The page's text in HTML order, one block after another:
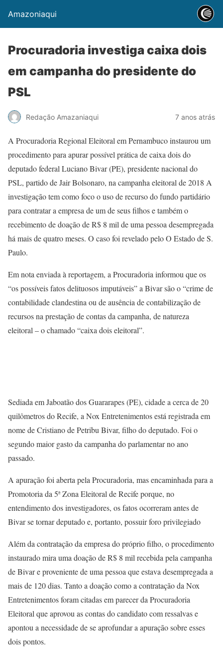
Amazoniaqui
Procuradoria investiga caixa dois
em campanha do presidente do
PSL
Redação Amazaniaqui 7 anos atrás
A Procuradoria Regional Eleitoral em Pernambuco instaurou um
procedimento para apurar possível prática de caixa dois do
deputado federal Luciano Bivar (PE), presidente nacional do
PSL, partido de Jair Bolsonaro, na campanha eleitoral de 2018 A
investigação tem como foco o uso de recurso do fundo partidário
para contratar a empresa de um de seus filhos e também o
recebimento de doação de R$ 8 mil de uma pessoa desempregada
há mais de quatro meses. O caso foi revelado pelo O Estado de S.
Paulo.
Em nota enviada à reportagem, a Procuradoria informou que os
“os possíveis fatos delituosos imputáveis” a Bivar são o “crime de
contabilidade clandestina ou de ausência de contabilização de
recursos na prestação de contas da campanha, de natureza
eleitoral – o chamado “caixa dois eleitoral”.
Sediada em Jaboatão dos Guararapes (PE), cidade a cerca de 20
quilômetros do Recife, a Nox Entretenimentos está registrada em
nome de Cristiano de Petribu Bivar, filho do deputado. Foi o
segundo maior gasto da campanha do parlamentar no ano
passado.
A apuração foi aberta pela Procuradoria, mas encaminhada para a
Promotoria da 5ª Zona Eleitoral de Recife porque, no
entendimento dos investigadores, os fatos ocorreram antes de
Bivar se tornar deputado e, portanto, possuir foro privilegiado
Além da contratação da empresa do próprio filho, o procedimento
instaurado mira uma doação de R$ 8 mil recebida pela campanha
de Bivar e proveniente de uma pessoa que estava desempregada a
mais de 120 dias. Tanto a doação como a contratação da Nox
Entretenimentos foram citadas em parecer da Procuradoria
Eleitoral que aprovou as contas do candidato com ressalvas e
apontou a necessidade de se aprofundar a apuração sobre esses
dois pontos.